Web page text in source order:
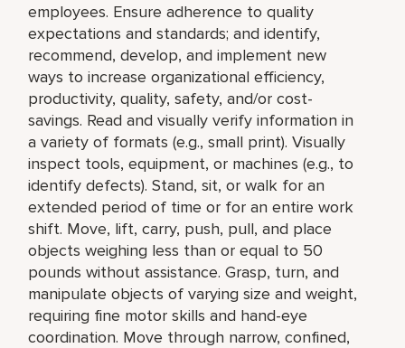
employees. Ensure adherence to quality
expectations and standards; and identify,
recommend, develop, and implement new
ways to increase organizational efficiency,
productivity, quality, safety, and/or cost-
savings. Read and visually verify information in
a variety of formats (e.g., small print). Visually
inspect tools, equipment, or machines (e.g., to
identify defects). Stand, sit, or walk for an
extended period of time or for an entire work
shift. Move, lift, carry, push, pull, and place
objects weighing less than or equal to 50
pounds without assistance. Grasp, turn, and
manipulate objects of varying size and weight,
requiring fine motor skills and hand-eye
coordination. Move through narrow, confined,